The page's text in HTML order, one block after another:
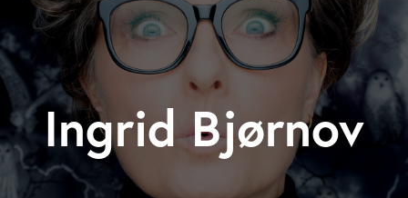
Ingrid Bjørnov